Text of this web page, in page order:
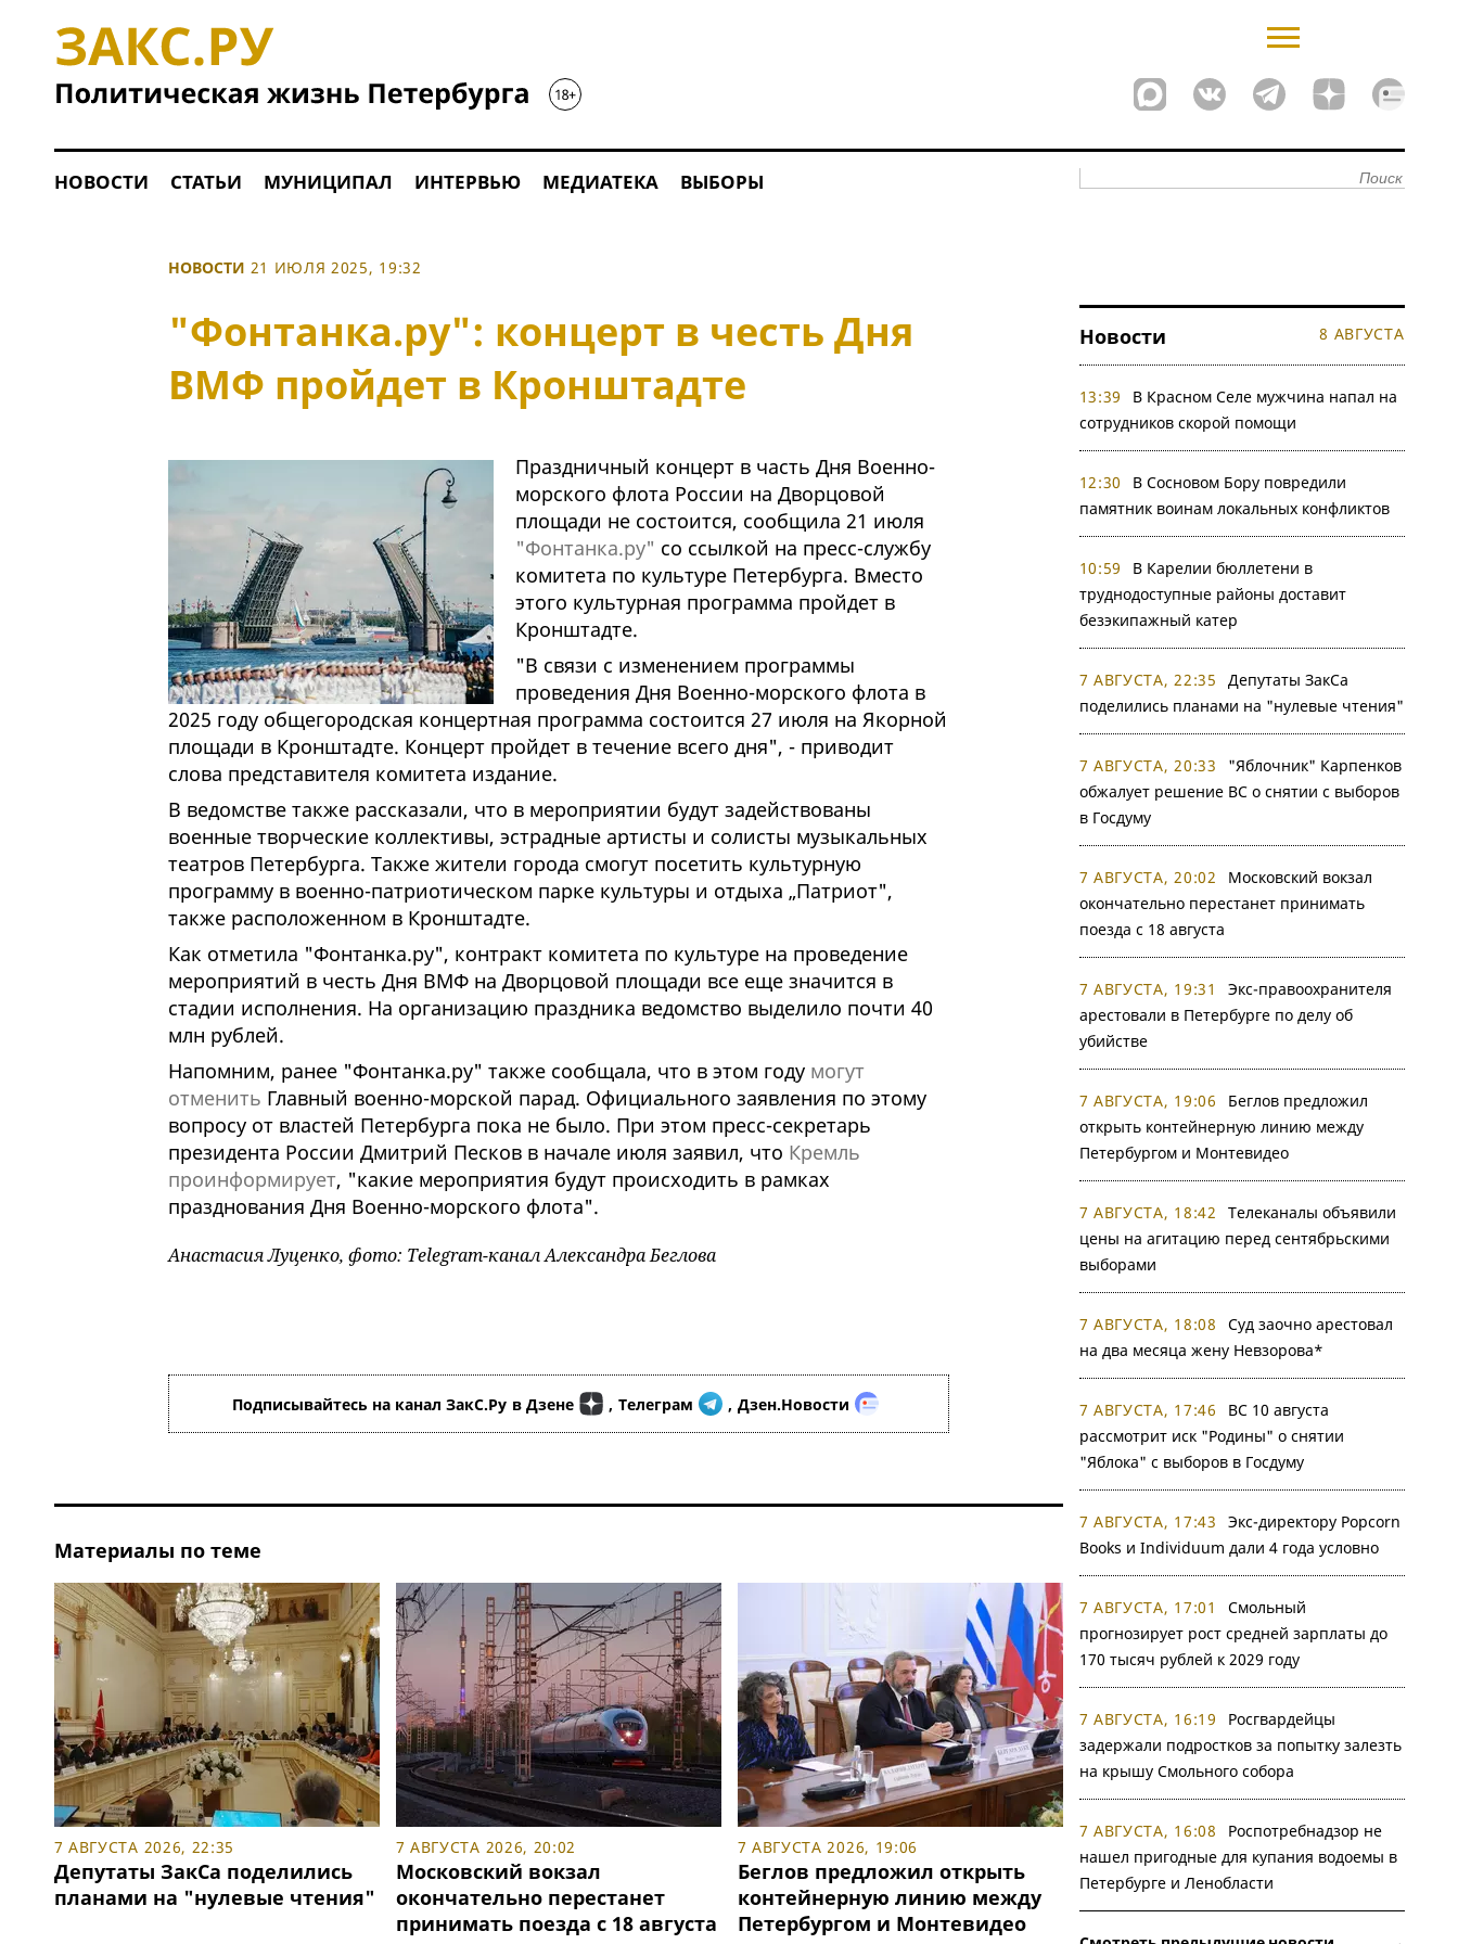
НОВОСТИ СТАТЬИ МУНИЦИПАЛ ИНТЕРВЬЮ МЕДИАТЕКА ВЫБОРЫ
НОВОСТИ 21 ИЮЛЯ 2025, 19:32
"Фонтанка.ру": концерт в честь Дня
ВМФ пройдет в Кронштадте
Праздничный концерт в часть Дня Военно-
морского флота России на Дворцовой
площади не состоится, сообщила 21 июля
"Фонтанка.ру" со ссылкой на пресс-службу
комитета по культуре Петербурга. Вместо
этого культурная программа пройдет в
Кронштадте.
"В связи с изменением программы
проведения Дня Военно-морского флота в
2025 году общегородская концертная программа состоится 27 июля на Якорной
площади в Кронштадте. Концерт пройдет в течение всего дня", - приводит
слова представителя комитета издание.
В ведомстве также рассказали, что в мероприятии будут задействованы
военные творческие коллективы, эстрадные артисты и солисты музыкальных
театров Петербурга. Также жители города смогут посетить культурную
программу в военно-патриотическом парке культуры и отдыха „Патриот",
также расположенном в Кронштадте.
Как отметила "Фонтанка.ру", контракт комитета по культуре на проведение
мероприятий в честь Дня ВМФ на Дворцовой площади все еще значится в
стадии исполнения. На организацию праздника ведомство выделило почти 40
млн рублей.
Напомним, ранее "Фонтанка.ру" также сообщала, что в этом году могут
отменить Главный военно-морской парад. Официального заявления по этому
вопросу от властей Петербурга пока не было. При этом пресс-секретарь
президента России Дмитрий Песков в начале июля заявил, что Кремль
проинформирует, "какие мероприятия будут происходить в рамках
празднования Дня Военно-морского флота".
Анастасия Луценко, фото: Telegram-канал Александра Беглова
Подписывайтесь на канал ЗакС.Ру в Дзене , Телеграм , Дзен.Новости
Материалы по теме
7 АВГУСТА 2026, 22:35
Депутаты ЗакСа поделились
планами на "нулевые чтения"
7 АВГУСТА 2026, 20:02
Московский вокзал
окончательно перестанет
принимать поезда с 18 августа
7 АВГУСТА 2026, 19:06
Беглов предложил открыть
контейнерную линию между
Петербургом и Монтевидео
Новости 8 АВГУСТА
13:39
В Красном Селе мужчина напал на
сотрудников скорой помощи
12:30
В Сосновом Бору повредили
памятник воинам локальных конфликтов
10:59
В Карелии бюллетени в
труднодоступные районы доставит
безэкипажный катер
7 АВГУСТА, 22:35
Депутаты ЗакСа
поделились планами на "нулевые чтения"
7 АВГУСТА, 20:33
"Яблочник" Карпенков
обжалует решение ВС о снятии с выборов
в Госдуму
7 АВГУСТА, 20:02
Московский вокзал
окончательно перестанет принимать
поезда с 18 августа
7 АВГУСТА, 19:31
Экс-правоохранителя
арестовали в Петербурге по делу об
убийстве
7 АВГУСТА, 19:06
Беглов предложил
открыть контейнерную линию между
Петербургом и Монтевидео
7 АВГУСТА, 18:42
Телеканалы объявили
цены на агитацию перед сентябрьскими
выборами
7 АВГУСТА, 18:08
Суд заочно арестовал
на два месяца жену Невзорова*
7 АВГУСТА, 17:46
ВС 10 августа
рассмотрит иск "Родины" о снятии
"Яблока" с выборов в Госдуму
7 АВГУСТА, 17:43
Экс-директору Popcorn
Books и Individuum дали 4 года условно
7 АВГУСТА, 17:01
Смольный
прогнозирует рост средней зарплаты до
170 тысяч рублей к 2029 году
7 АВГУСТА, 16:19
Росгвардейцы
задержали подростков за попытку залезть
на крышу Смольного собора
7 АВГУСТА, 16:08
Роспотребнадзор не
нашел пригодные для купания водоемы в
Петербурге и Ленобласти